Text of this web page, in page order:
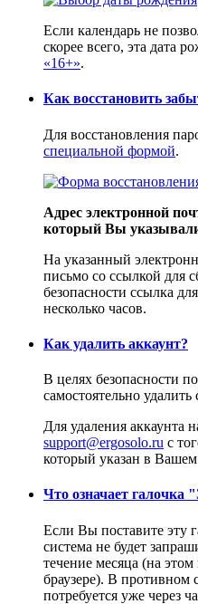
Если календарь не
скорее всего, эта дата
«16+».
Как восстановить
Для восстановления
специальной формой.
Адрес электронной
который Вы
На указанный
письмо со ссылкой для
безопасности ссылка
несколько часов.
Как удалить аккаунт?
В целях безопасности
самостоятельно удалить
Для удаления аккаунта
support@ergosolo.ru с
который указан в Вашем
Что означает галочка
Если Вы поставите эту
система не будет
течение месяца (на
браузере). В противном
потребуется уже через